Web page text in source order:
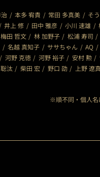
本多 宥貴 常田 多真美 そ
井上 修 田中 雅彦 小川 速雄
梅田 哲文 林 加野子 松浦 寿司
名越 真知子 ササちゃん AQ
河野 克徳 河野 裕子 安村 勲
汰
柴田 宏 野口 劭 上野 遼
※順不同・個人名